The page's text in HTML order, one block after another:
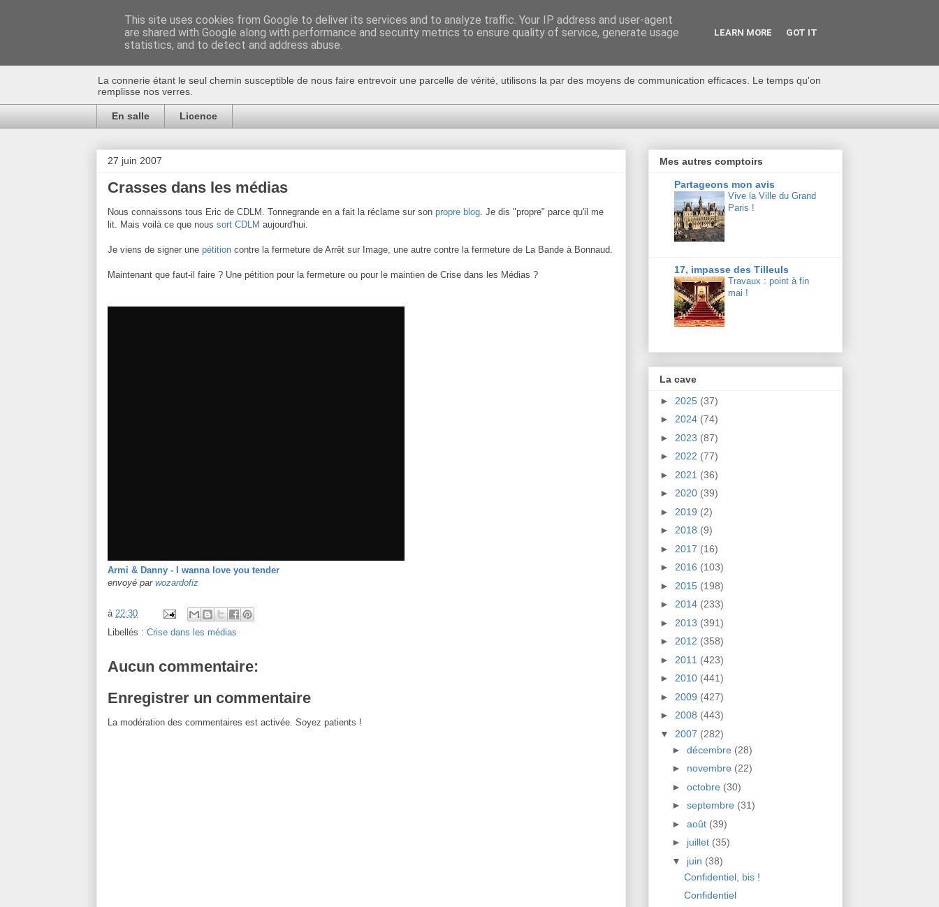
Au bistro !
La connerie étant le seul chemin susceptible de nous faire entrevoir une parcelle de vérité, utilisons la par des moyens de communication efficaces. Le temps qu'on
remplisse nos verres.
En salle Licence
27 juin 2007
Crasses dans les médias
Nous connaissons tous Eric de CDLM. Tonnegrande en a fait la réclame sur son propre blog . Je dis "propre" parce qu'il me
lit. Mais voilà ce que nous sort CDLM aujourd'hui.
Je viens de signer une pétition contre la fermeture de Arrêt sur Image, une autre contre la fermeture de La Bande à Bonnaud.
Maintenant que faut-il faire ? Une pétition pour la fermeture ou pour le maintien de Crise dans les Médias ?
Armi & Danny - I wanna love you tender
envoyé par wozardofiz
à 22:30
Libellés : Crise dans les médias
Aucun commentaire:
Enregistrer un commentaire
La modération des commentaires est activée. Soyez patients !
Mes autres comptoirs
Partageons mon avis
Vive la Ville du Grand
Paris !
17, impasse des Tilleuls
Travaux : point à fin
mai !
La cave
► 2025 (37)
► 2024 (74)
► 2023 (87)
► 2022 (77)
► 2021 (36)
► 2020 (39)
► 2019 (2)
► 2018 (9)
► 2017 (16)
► 2016 (103)
► 2015 (198)
► 2014 (233)
► 2013 (391)
► 2012 (358)
► 2011 (423)
► 2010 (441)
► 2009 (427)
► 2008 (443)
▼ 2007 (282)
► décembre (28)
► novembre (22)
► octobre (30)
► septembre (31)
► août (39)
► juillet (35)
▼ juin (38)
Confidentiel, bis !
Confidentiel
This site uses cookies from Google to deliver its services and to analyze traffic. Your IP address and user-agent
are shared with Google along with performance and security metrics to ensure quality of service, generate usage
statistics, and to detect and address abuse.
LEARN MORE GOT IT